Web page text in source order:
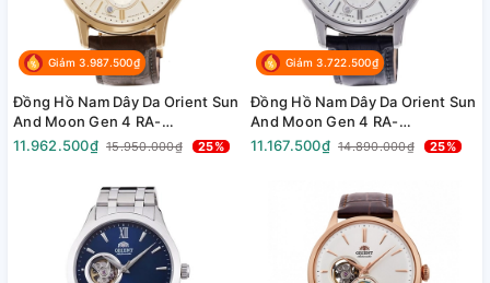
Giảm 3.987.500₫
Đồng Hồ Nam Dây Da Orient Sun
And Moon Gen 4 RA-
AS0010S10B ( RA-AS0010S30B )
11.962.500₫ 15.950.000₫ 25%
Giảm 3.722.500₫
Đồng Hồ Nam Dây Da Orient Sun
And Moon Gen 4 RA-
AS0011S10B ( RA-AS0011S30B )
11.167.500₫ 14.890.000₫ 25%